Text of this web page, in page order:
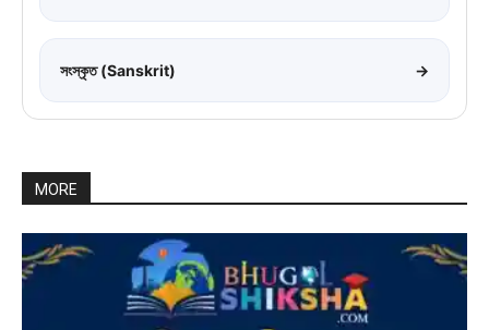
সংস্কৃত (Sanskrit) →
MORE